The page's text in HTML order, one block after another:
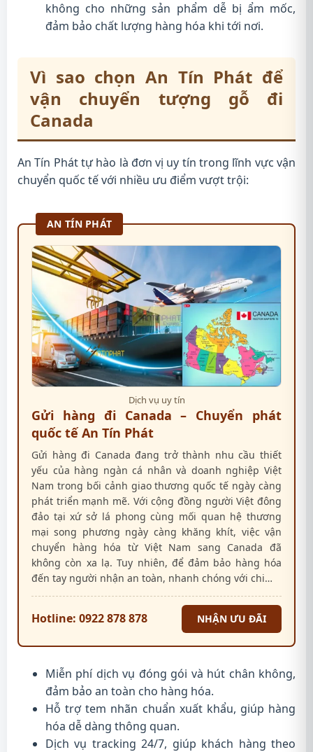
không cho những sản phẩm dễ bị ẩm mốc,
đảm bảo chất lượng hàng hóa khi tới nơi.
Vì sao chọn An Tín Phát để
vận chuyển tượng gỗ đi
Canada
An Tín Phát tự hào là đơn vị uy tín trong lĩnh vực vận
chuyển quốc tế với nhiều ưu điểm vượt trội:
AN TÍN PHÁT
Dịch vụ uy tín
Gửi hàng đi Canada – Chuyển phát
quốc tế An Tín Phát
Gửi hàng đi Canada đang trở thành nhu cầu thiết
yếu của hàng ngàn cá nhân và doanh nghiệp Việt
Nam trong bối cảnh giao thương quốc tế ngày càng
phát triển mạnh mẽ. Với cộng đồng người Việt đông
đảo tại xứ sở lá phong cùng mối quan hệ thương
mại song phương ngày càng khăng khít, việc vận
chuyển hàng hóa từ Việt Nam sang Canada đã
không còn xa lạ. Tuy nhiên, để đảm bảo hàng hóa
đến tay người nhận an toàn, nhanh chóng với chi…
Hotline: 0922 878 878 NHẬN ƯU ĐÃI
Miễn phí dịch vụ đóng gói và hút chân không,
đảm bảo an toàn cho hàng hóa.
Hỗ trợ tem nhãn chuẩn xuất khẩu, giúp hàng
hóa dễ dàng thông quan.
Dịch vụ tracking 24/7, giúp khách hàng theo